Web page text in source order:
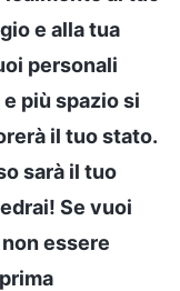
e alla tua
personali
più spazio si
il tuo stato.
sarà il tuo
Se vuoi
essere